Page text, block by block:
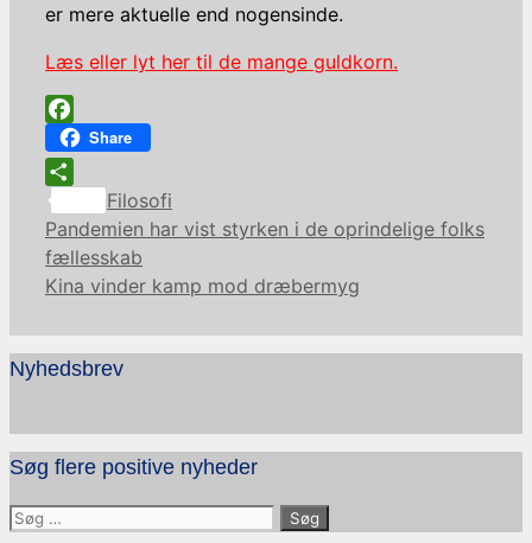
er mere aktuelle end nogensinde.
Læs eller lyt her til de mange guldkorn.
Facebook
Share
Share
Kategorier
Filosofi
Pandemien har vist styrken i de oprindelige folks
fællesskab
Kina vinder kamp mod dræbermyg
Nyhedsbrev
Søg flere positive nyheder
Søg